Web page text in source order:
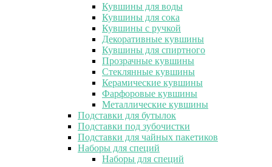
Кувшины для воды
Кувшины для сока
Кувшины с ручкой
Декоративные кувшины
Кувшины для спиртного
Прозрачные кувшины
Стеклянные кувшины
Керамические кувшины
Фарфоровые кувшины
Металлические кувшины
Подставки для бутылок
Подставки под зубочистки
Подставки для чайных пакетиков
Наборы для специй
Наборы для специй